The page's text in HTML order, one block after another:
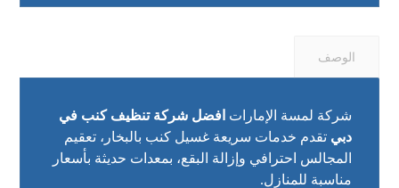
الوصف
شركة لمسة الإمارات افضل شركة تنظيف كنب في
دبي تقدم خدمات سريعة غسيل كنب بالبخار، تعقيم
المجالس احترافي وإزالة البقع، بمعدات حديثة بأسعار
مناسبة للمنازل.